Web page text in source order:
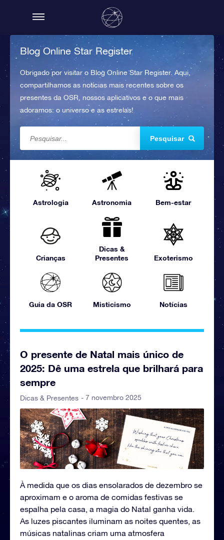
Blog Online Star Register
Obrigado por visitar o Blog Online Star Register. Aqui,
compartilhamos as notícias mais recentes sobre os
presentes da OSR, nossos aplicativos e o que mais
adoramos: o universo e as estrelas!
Pesquisar
Astrologia Astronomia Bem-estar
Crianças
Dicas &
Presentes
Exoterismo
Guia da OSR Misticismo Notícias
O presente de Natal mais único de
2025: Dê uma estrela que brilhará para
sempre
Dicas & Presentes - 7 novembro 2025
À medida que os dias ensolarados de dezembro se
aproximam e o aroma de comidas festivas se
espalha pela casa, a magia do Natal ganha vida.
As luzes piscantes iluminam as noites quentes, as
músicas natalinas criam uma atmosfera